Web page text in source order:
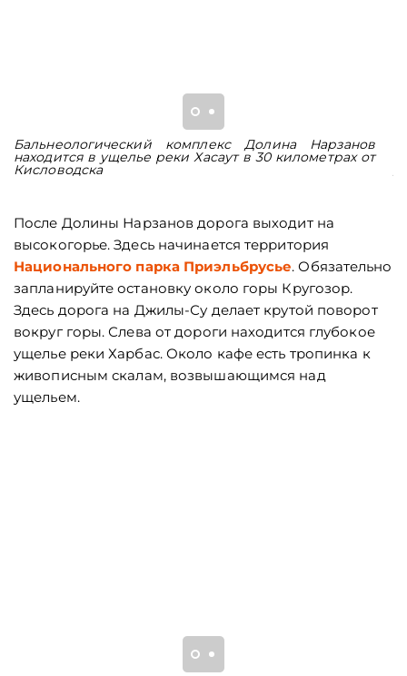
Бальнеологический комплекс Долина Нарзанов
находится в ущелье реки Хасаут в 30 километрах от
Кисловодска
После Долины Нарзанов дорога выходит на
высокогорье. Здесь начинается территория
Национального парка Приэльбрусье. Обязательно
запланируйте остановку около горы Кругозор.
Здесь дорога на Джилы-Су делает крутой поворот
вокруг горы. Слева от дороги находится глубокое
ущелье реки Харбас. Около кафе есть тропинка к
живописным скалам, возвышающимся над
ущельем.